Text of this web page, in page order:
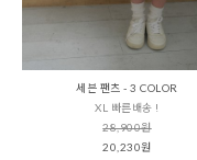
세븐 팬츠 - 3 COLOR
XL 빠른배송 !
28,900원
20,230원